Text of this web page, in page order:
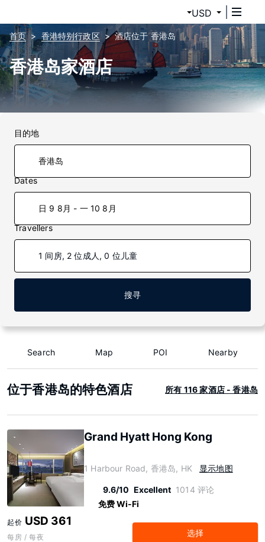
USD
首页 香港特别行政区 酒店位于 香港岛
香港岛家酒店
目的地
Dates
日 9 8月 - 一 10 8月
Travellers
1 间房, 2 位成人, 0 位儿童
搜寻
Search Map POI Nearby
位于香港岛的特色酒店 所有 116 家酒店 - 香港岛
Grand Hyatt Hong Kong
1 Harbour Road, 香港岛, HK 显示地图
9.6/10 Excellent 1014 评论
免费 Wi-Fi
起价 USD 361
每房 / 每夜 选择